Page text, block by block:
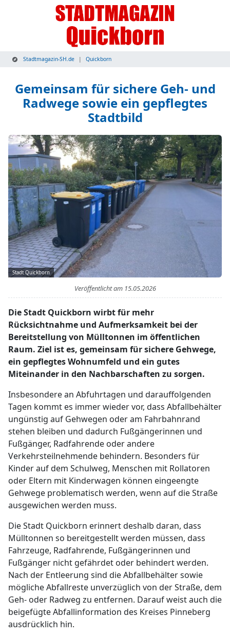
Stadtmagazin-SH.de Quickborn
Gemeinsam für sichere Geh- und
Radwege sowie ein gepflegtes
Stadtbild
Stadt Quickborn
Veröffentlicht am 15.05.2026
Die Stadt Quickborn wirbt für mehr
Rücksichtnahme und Aufmerksamkeit bei der
Bereitstellung von Mülltonnen im öffentlichen
Raum. Ziel ist es, gemeinsam für sichere Gehwege,
ein gepflegtes Wohnumfeld und ein gutes
Miteinander in den Nachbarschaften zu sorgen.
Insbesondere an Abfuhrtagen und darauffolgenden
Tagen kommt es immer wieder vor, dass Abfallbehälter
ungünstig auf Gehwegen oder am Fahrbahnrand
stehen bleiben und dadurch Fußgängerinnen und
Fußgänger, Radfahrende oder andere
Verkehrsteilnehmende behindern. Besonders für
Kinder auf dem Schulweg, Menschen mit Rollatoren
oder Eltern mit Kinderwagen können eingeengte
Gehwege problematisch werden, wenn auf die Straße
ausgewichen werden muss.
Die Stadt Quickborn erinnert deshalb daran, dass
Mülltonnen so bereitgestellt werden müssen, dass
Fahrzeuge, Radfahrende, Fußgängerinnen und
Fußgänger nicht gefährdet oder behindert werden.
Nach der Entleerung sind die Abfallbehälter sowie
mögliche Abfallreste unverzüglich von der Straße, dem
Geh- oder Radweg zu entfernen. Darauf weist auch die
beigefügte Abfallinformation des Kreises Pinneberg
ausdrücklich hin.